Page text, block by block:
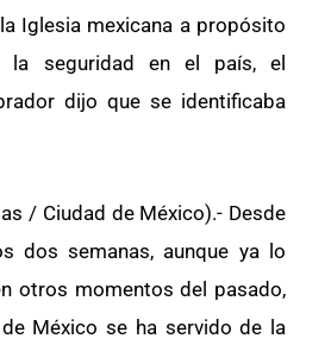
Iglesia mexicana a propósito
la seguridad en el país, el
dijo que se identificaba
/ Ciudad de México).- Desde
dos semanas, aunque ya lo
otros momentos del pasado,
México se ha servido de la